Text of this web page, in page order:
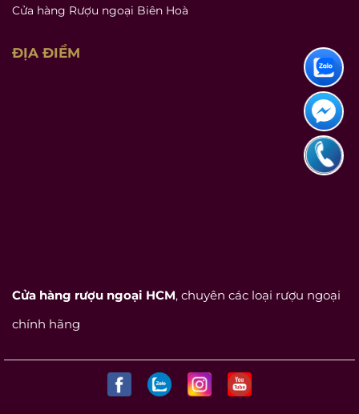
Cửa hàng Rượu ngoại Biên Hoà
ĐỊA ĐIỂM
Cửa hàng rượu ngoại HCM, chuyên các loại rượu ngoại
chính hãng